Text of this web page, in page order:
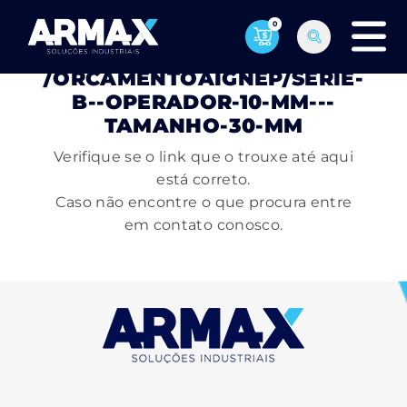
0
PÁGINA NÃO ENCONTRADA
/ORCAMENTOAIGNEP/SERIE-
B--OPERADOR-10-MM---
TAMANHO-30-MM
Verifique se o link que o trouxe até aqui
está correto.
Caso não encontre o que procura entre
em contato conosco.